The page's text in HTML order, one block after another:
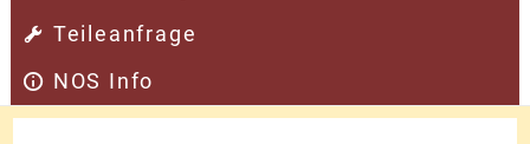
Teileanfrage
NOS Info